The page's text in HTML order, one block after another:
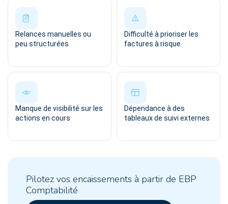
Relances manuelles ou
peu structurées
Difficulté à prioriser les
factures à risque
Manque de visibilité sur les
actions en cours
Dépendance à des
tableaux de suivi externes
Pilotez vos encaissements à partir de EBP
Comptabilité